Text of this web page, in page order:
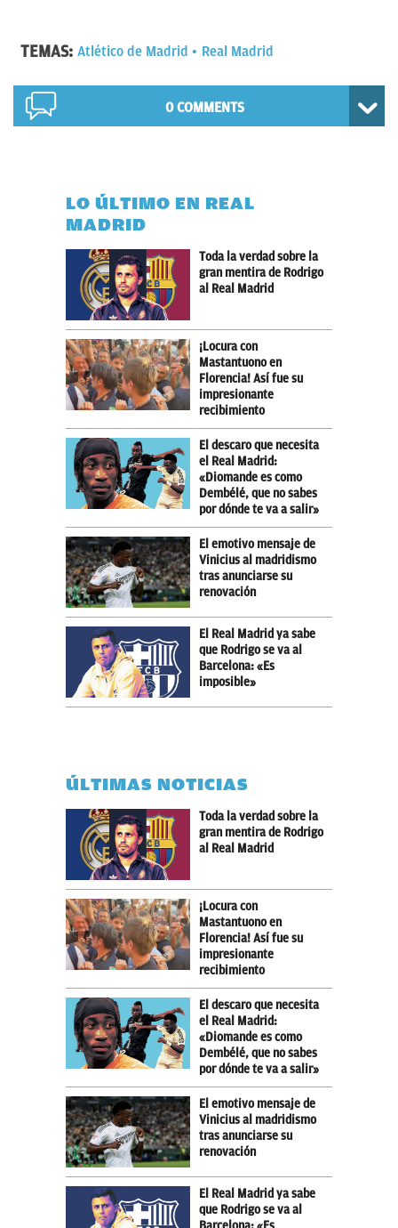
TEMAS: Atlético de Madrid Real Madrid
0 COMMENTS
LO ÚLTIMO EN REAL
MADRID
Toda la verdad sobre la
gran mentira de Rodrigo
al Real Madrid
¡Locura con
Mastantuono en
Florencia! Así fue su
impresionante
recibimiento
El descaro que necesita
el Real Madrid:
«Diomande es como
Dembélé, que no sabes
por dónde te va a salir»
El emotivo mensaje de
Vinicius al madridismo
tras anunciarse su
renovación
El Real Madrid ya sabe
que Rodrigo se va al
Barcelona: «Es
imposible»
ÚLTIMAS NOTICIAS
Toda la verdad sobre la
gran mentira de Rodrigo
al Real Madrid
¡Locura con
Mastantuono en
Florencia! Así fue su
impresionante
recibimiento
El descaro que necesita
el Real Madrid:
«Diomande es como
Dembélé, que no sabes
por dónde te va a salir»
El emotivo mensaje de
Vinicius al madridismo
tras anunciarse su
renovación
El Real Madrid ya sabe
que Rodrigo se va al